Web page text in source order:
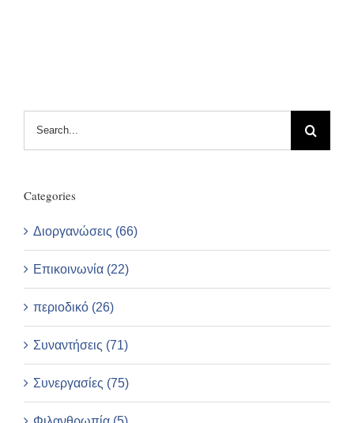
Categories
Διοργανώσεις (66)
Επικοινωνία (22)
περιοδικό (26)
Συναντήσεις (71)
Συνεργασίες (75)